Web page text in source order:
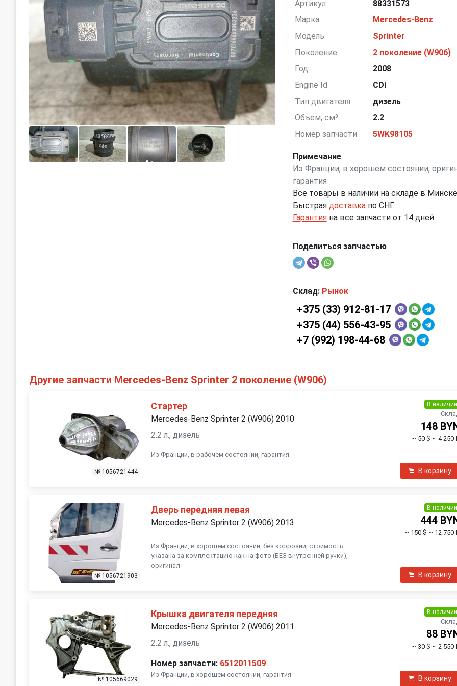
Артикул
88331573
Марка
Mercedes-Benz
Модель
Sprinter
Поколение
2 поколение (W906)
Год
2008
Engine Id
CDi
Тип двигателя
дизель
Объем, см³
2.2
Номер запчасти
5WK98105
Примечание
Из Франции, в хорошем состоянии,
гарантия
Все товары в наличии на складе в Минске
Быстрая доставкапо СНГ
Гарантияна все запчасти от 14 дней
Поделиться запчастью
Склад: Рынок
+375 (33) 912-81-17
+375 (44) 556-43-95
+7 (992) 198-44-68
Другие запчасти Mercedes-Benz Sprinter 2 поколение (W906)
№ 1056721444
Стартер
Mercedes-Benz Sprinter 2 (W906) 2010
2.2 л., дизель
Из Франции, в рабочем состоянии, гарантия
В
148
~ 50 $ ~ 4 250
В корзину
№ 1056721903
Дверь передняя левая
Mercedes-Benz Sprinter 2 (W906) 2013
Из Франции, в хорошем состоянии, без коррозии, стоимость
указана за комплектацию как на фото (БЕЗ внутренней ручки),
оригинал
В
444
~ 150 $ ~ 12 750
В корзину
№ 105669029
Крышка двигателя передняя
Mercedes-Benz Sprinter 2 (W906) 2011
2.2 л., дизель
Номер запчасти: 6512011509
Из Франции, в хорошем состоянии, гарантия
В
88
~ 30 $ ~ 2 550
В корзину